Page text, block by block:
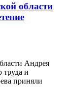
области
Андрея
труда и
приняли